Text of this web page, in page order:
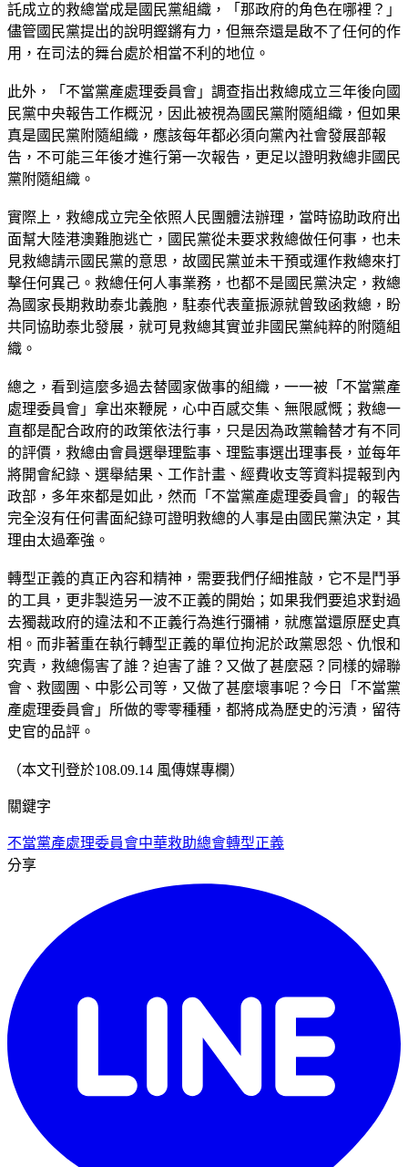
託成立的救總當成是國民黨組織，「那政府的角色在哪裡？」
儘管國民黨提出的說明鏗鏘有力，但無奈還是啟不了任何的作
用，在司法的舞台處於相當不利的地位。
此外，「不當黨產處理委員會」調查指出救總成立三年後向國
民黨中央報告工作概況，因此被視為國民黨附隨組織，但如果
真是國民黨附隨組織，應該每年都必須向黨內社會發展部報
告，不可能三年後才進行第一次報告，更足以證明救總非國民
黨附隨組織。
實際上，救總成立完全依照人民團體法辦理，當時協助政府出
面幫大陸港澳難胞逃亡，國民黨從未要求救總做任何事，也未
見救總請示國民黨的意思，故國民黨並未干預或運作救總來打
擊任何異己。救總任何人事業務，也都不是國民黨決定，救總
為國家長期救助泰北義胞，駐泰代表童振源就曾致函救總，盼
共同協助泰北發展，就可見救總其實並非國民黨純粹的附隨組
織。
總之，看到這麼多過去替國家做事的組織，一一被「不當黨產
處理委員會」拿出來鞭屍，心中百感交集、無限感慨；救總一
直都是配合政府的政策依法行事，只是因為政黨輪替才有不同
的評價，救總由會員選舉理監事、理監事選出理事長，並每年
將開會紀錄、選舉結果、工作計畫、經費收支等資料提報到內
政部，多年來都是如此，然而「不當黨產處理委員會」的報告
完全沒有任何書面紀錄可證明救總的人事是由國民黨決定，其
理由太過牽強。
轉型正義的真正內容和精神，需要我們仔細推敲，它不是鬥爭
的工具，更非製造另一波不正義的開始；如果我們要追求對過
去獨裁政府的違法和不正義行為進行彌補，就應當還原歷史真
相。而非著重在執行轉型正義的單位拘泥於政黨恩怨、仇恨和
究責，救總傷害了誰？迫害了誰？又做了甚麼惡？同樣的婦聯
會、救國團、中影公司等，又做了甚麼壞事呢？今日「不當黨
產處理委員會」所做的零零種種，都將成為歷史的污漬，留待
史官的品評。
（本文刊登於108.09.14 風傳媒專欄）
關鍵字
不當黨產處理委員會中華救助總會轉型正義
分享